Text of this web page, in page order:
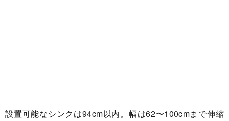
設置可能なシンクは94cm以内。幅は62〜100cmまで伸縮